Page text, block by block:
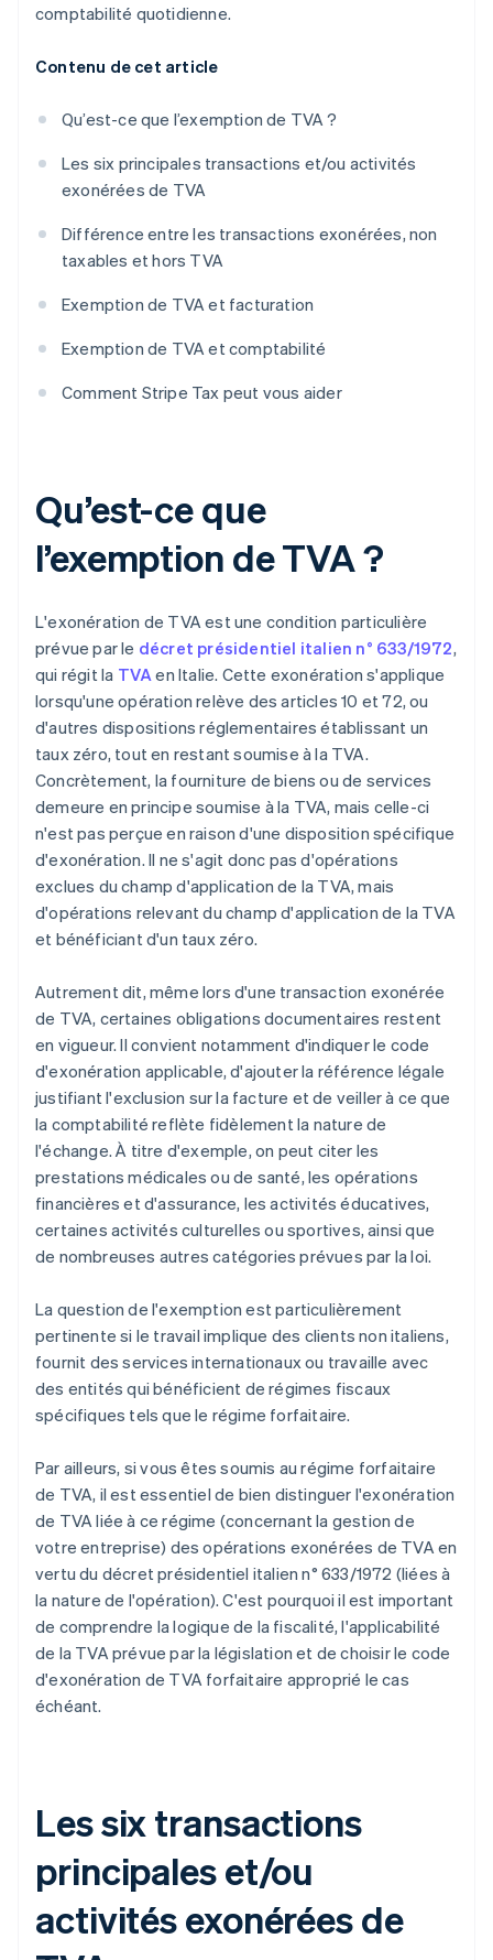
comptabilité quotidienne.
Contenu de cet article
Qu’est-ce que l’exemption de TVA ?
Les six principales transactions et/ou activités
exonérées de TVA
Différence entre les transactions exonérées, non
taxables et hors TVA
Exemption de TVA et facturation
Exemption de TVA et comptabilité
Comment Stripe Tax peut vous aider
Qu’est-ce que
l’exemption de TVA ?
L'exonération de TVA est une condition particulière
prévue par le décret présidentiel italien n° 633/1972,
qui régit la TVAen Italie. Cette exonération s'applique
lorsqu'une opération relève des articles 10 et 72, ou
d'autres dispositions réglementaires établissant un
taux zéro, tout en restant soumise à la TVA.
Concrètement, la fourniture de biens ou de services
demeure en principe soumise à la TVA, mais celle-ci
n'est pas perçue en raison d'une disposition spécifique
d'exonération. Il ne s'agit donc pas d'opérations
exclues du champ d'application de la TVA, mais
d'opérations relevant du champ d'application de la TVA
et bénéficiant d'un taux zéro.
Autrement dit, même lors d'une transaction exonérée
de TVA, certaines obligations documentaires restent
en vigueur. Il convient notamment d'indiquer le code
d'exonération applicable, d'ajouter la référence légale
justifiant l'exclusion sur la facture et de veiller à ce que
la comptabilité reflète fidèlement la nature de
l'échange. À titre d'exemple, on peut citer les
prestations médicales ou de santé, les opérations
financières et d'assurance, les activités éducatives,
certaines activités culturelles ou sportives, ainsi que
de nombreuses autres catégories prévues par la loi.
La question de l'exemption est particulièrement
pertinente si le travail implique des clients non italiens,
fournit des services internationaux ou travaille avec
des entités qui bénéficient de régimes fiscaux
spécifiques tels que le régime forfaitaire.
Par ailleurs, si vous êtes soumis au régime forfaitaire
de TVA, il est essentiel de bien distinguer l'exonération
de TVA liée à ce régime (concernant la gestion de
votre entreprise) des opérations exonérées de TVA en
vertu du décret présidentiel italien n° 633/1972 (liées à
la nature de l'opération). C'est pourquoi il est important
de comprendre la logique de la fiscalité, l'applicabilité
de la TVA prévue par la législation et de choisir le code
d'exonération de TVA forfaitaire approprié le cas
échéant.
Les six transactions
principales et/ou
activités exonérées de